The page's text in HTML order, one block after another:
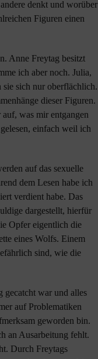
denkt und worüber
Figuren einen
Anne Freytag besitzt
ich aber noch. Julia,
sich nur oberflächlich.
dieser Figuren.
was mir entgangen
einfach weil ich
auf das sexuelle
dem Lesen habe ich
verdient habe. Das
dargestellt, hierfür
Opfer eigentlich die
eines Wolfs. Einem
sind, wie die
gecatcht war und alles
auf Problematiken
geworden bin.
an Ausarbeitung fehlt.
Durch Freytags